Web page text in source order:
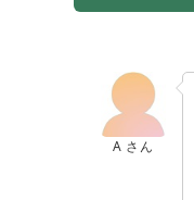
A さん